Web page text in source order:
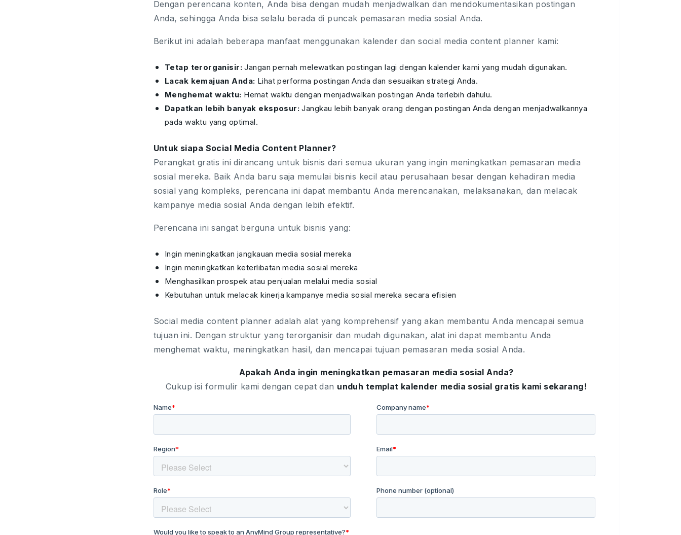
Dengan perencana konten, Anda bisa dengan mudah menjadwalkan dan mendokumentasikan postingan
Anda, sehingga Anda bisa selalu berada di puncak pemasaran media sosial Anda.
Berikut ini adalah beberapa manfaat menggunakan kalender dan social media content planner kami:
Tetap terorganisir: Jangan pernah melewatkan postingan lagi dengan kalender kami yang mudah digunakan.
Lacak kemajuan Anda: Lihat performa postingan Anda dan sesuaikan strategi Anda.
Menghemat waktu: Hemat waktu dengan menjadwalkan postingan Anda terlebih dahulu.
Dapatkan lebih banyak eksposur: Jangkau lebih banyak orang dengan postingan Anda dengan menjadwalkannya
pada waktu yang optimal.
Untuk siapa Social Media Content Planner?
Perangkat gratis ini dirancang untuk bisnis dari semua ukuran yang ingin meningkatkan pemasaran media
sosial mereka. Baik Anda baru saja memulai bisnis kecil atau perusahaan besar dengan kehadiran media
sosial yang kompleks, perencana ini dapat membantu Anda merencanakan, melaksanakan, dan melacak
kampanye media sosial Anda dengan lebih efektif.
Perencana ini sangat berguna untuk bisnis yang:
Ingin meningkatkan jangkauan media sosial mereka
Ingin meningkatkan keterlibatan media sosial mereka
Menghasilkan prospek atau penjualan melalui media sosial
Kebutuhan untuk melacak kinerja kampanye media sosial mereka secara efisien
Social media content planner adalah alat yang komprehensif yang akan membantu Anda mencapai semua
tujuan ini. Dengan struktur yang terorganisir dan mudah digunakan, alat ini dapat membantu Anda
menghemat waktu, meningkatkan hasil, dan mencapai tujuan pemasaran media sosial Anda.
Apakah Anda ingin meningkatkan pemasaran media sosial Anda?
Cukup isi formulir kami dengan cepat dan unduh templat kalender media sosial gratis kami sekarang!